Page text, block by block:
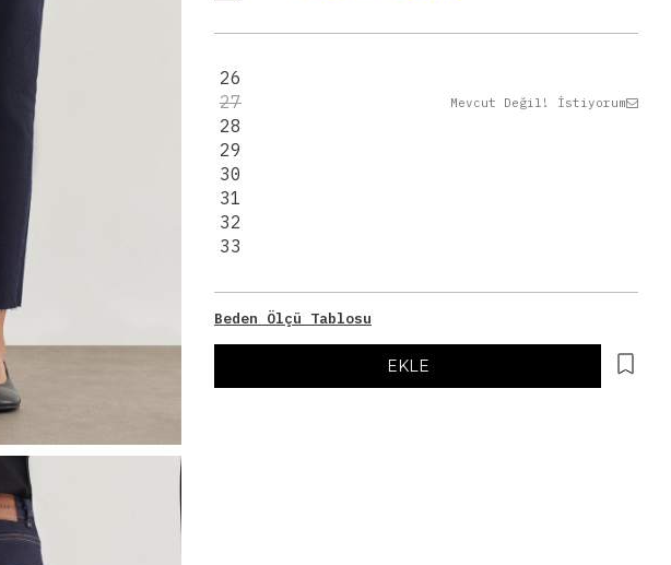
26
27
Mevcut Değil! İstiyorum
28
29
30
31
32
33
Beden Ölçü Tablosu
EKLE